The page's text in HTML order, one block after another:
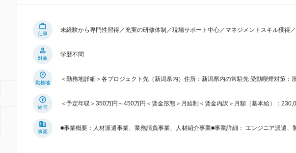
仕事
未経験から専門性習得／充実の研修体制／現場サポート中心／マネジメントスキル獲得
対象
学歴不問
勤務地
＜勤務地詳細＞各プロジェクト先（新潟県内）住所：新潟県内の常駐先 受動喫煙対策：
給与
＜予定年収＞350万円～450万円＜賃金形態＞月給制＜賃金内訳＞月額（基本給）：
事業
■事業概要：人材派遣事業、業務請負事業、人材紹介事業■事業詳細： エンジニア派遣、